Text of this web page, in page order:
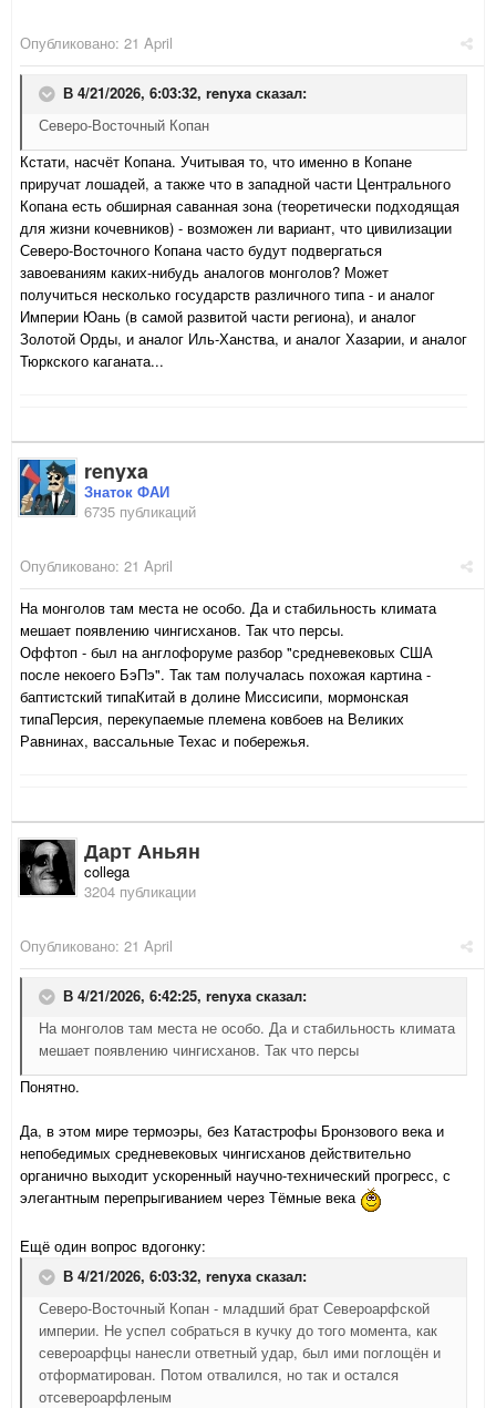
Опубликовано: 21 April
В 4/21/2026, 6:03:32, renyxa сказал:
Северо-Восточный Копан
Кстати, насчёт Копана. Учитывая то, что именно в Копане
приручат лошадей, а также что в западной части Центрального
Копана есть обширная саванная зона (теоретически подходящая
для жизни кочевников) - возможен ли вариант, что цивилизации
Северо-Восточного Копана часто будут подвергаться
завоеваниям каких-нибудь аналогов монголов? Может
получиться несколько государств различного типа - и аналог
Империи Юань (в самой развитой части региона), и аналог
Золотой Орды, и аналог Иль-Ханства, и аналог Хазарии, и аналог
Тюркского каганата...
renyxa
Знаток ФАИ
6735 публикаций
Опубликовано: 21 April
На монголов там места не особо. Да и стабильность климата
мешает появлению чингисханов. Так что персы.
Оффтоп - был на англофоруме разбор "средневековых США
после некоего БэПэ". Так там получалась похожая картина -
баптистский типаКитай в долине Миссисипи, мормонская
типаПерсия, перекупаемые племена ковбоев на Великих
Равнинах, вассальные Техас и побережья.
Дарт Аньян
collega
3204 публикации
Опубликовано: 21 April
В 4/21/2026, 6:42:25, renyxa сказал:
На монголов там места не особо. Да и стабильность климата
мешает появлению чингисханов. Так что персы
Понятно.
Да, в этом мире термоэры, без Катастрофы Бронзового века и
непобедимых средневековых чингисханов действительно
органично выходит ускоренный научно-технический прогресс, с
элегантным перепрыгиванием через Тёмные века
Ещё один вопрос вдогонку:
В 4/21/2026, 6:03:32, renyxa сказал:
Северо-Восточный Копан - младший брат Североарфской
империи. Не успел собраться в кучку до того момента, как
североарфцы нанесли ответный удар, был ими поглощён и
отформатирован. Потом отвалился, но так и остался
отсевероарфленым